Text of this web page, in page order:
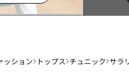
ッション トップス チュニック サラ